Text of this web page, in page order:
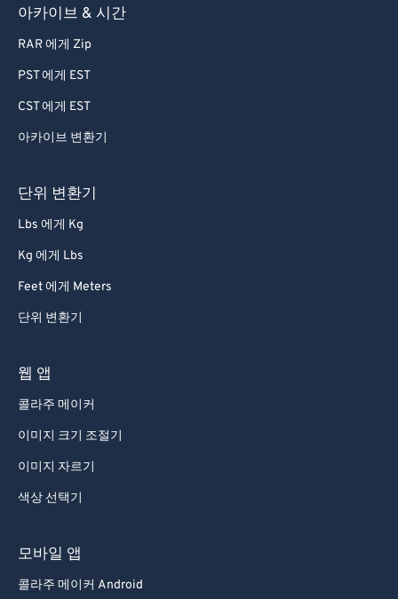
아카이브 & 시간
RAR 에게 Zip
PST 에게 EST
CST 에게 EST
아카이브 변환기
단위 변환기
Lbs 에게 Kg
Kg 에게 Lbs
Feet 에게 Meters
단위 변환기
웹 앱
콜라주 메이커
이미지 크기 조절기
이미지 자르기
색상 선택기
모바일 앱
콜라주 메이커 Android